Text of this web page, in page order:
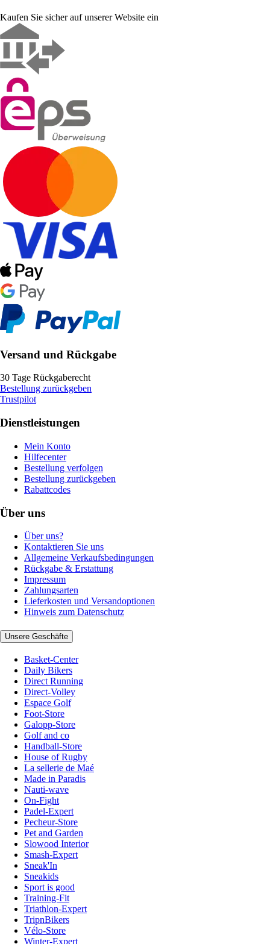
Kaufen Sie sicher auf unserer Website ein
Versand und Rückgabe
30 Tage Rückgaberecht
Bestellung zurückgeben
Trustpilot
Dienstleistungen
Mein Konto
Hilfecenter
Bestellung verfolgen
Bestellung zurückgeben
Rabattcodes
Über uns
Über uns?
Kontaktieren Sie uns
Allgemeine Verkaufsbedingungen
Rückgabe & Erstattung
Impressum
Zahlungsarten
Lieferkosten und Versandoptionen
Hinweis zum Datenschutz
Unsere Geschäfte
Basket-Center
Daily Bikers
Direct Running
Direct-Volley
Espace Golf
Foot-Store
Galopp-Store
Golf and co
Handball-Store
House of Rugby
La sellerie de Maé
Made in Paradis
Nauti-wave
On-Fight
Padel-Expert
Pecheur-Store
Pet and Garden
Slowood Interior
Smash-Expert
Sneak'In
Sneakids
Sport is good
Training-Fit
Triathlon-Expert
TripnBikers
Vélo-Store
Winter-Expert